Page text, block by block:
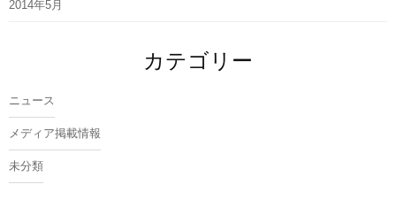
2014年5月
カテゴリー
ニュース
メディア掲載情報
未分類